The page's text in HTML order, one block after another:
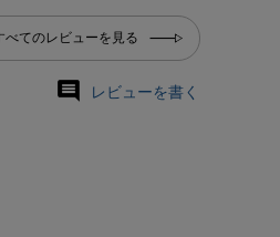
べてのレビューを見る
レビューを書く